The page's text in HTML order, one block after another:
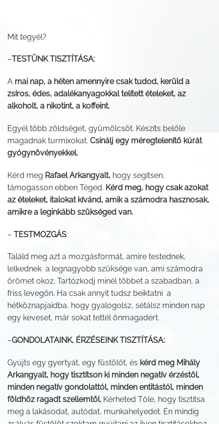
Mit tegyél?
–TESTÜNK TISZTÍTÁSA:
A mai nap, a héten amennyire csak tudod, kerüld a
zsíros, édes, adalékanyagokkal telített ételeket, az
alkoholt, a nikotint, a koffeint.
Egyél több zöldséget, gyümölcsöt. Készíts belőle
magadnak turmixokat. Csinálj egy méregtelenítő kúrát
gyógynövényekkel.
Kérd meg Rafael Arkangyalt, hogy segítsen,
támogasson ebben Téged. Kérd meg, hogy csak azokat
az ételeket, italokat kívánd, amik a számodra hasznosak,
amikre a leginkább szükséged van.
– TESTMOZGÁS:
Találd meg azt a mozgásformát, amire testednek,
lelkednek a legnagyobb szüksége van, ami számodra
örömet okoz. Tartózkodj minél többet a szabadban, a
friss levegőn. Ha csak annyit tudsz beiktatni a
hétköznapjaidba, hogy gyalogolsz, sétálsz minden nap
egy keveset, már sokat tettél önmagadért.
–GONDOLATAINK, ÉRZÉSEINK TISZTÍTÁSA:
Gyújts egy gyertyát, egy füstölőt, és kérd meg Mihály
Arkangyalt, hogy tisztítson ki minden negatív érzéstől,
minden negatív gondolattól, minden entitástól, minden
földhöz ragadt szellemtől. Kérheted Tőle, hogy tisztítsa
meg a lakásodat, autódat, munkahelyedet. Én mindig